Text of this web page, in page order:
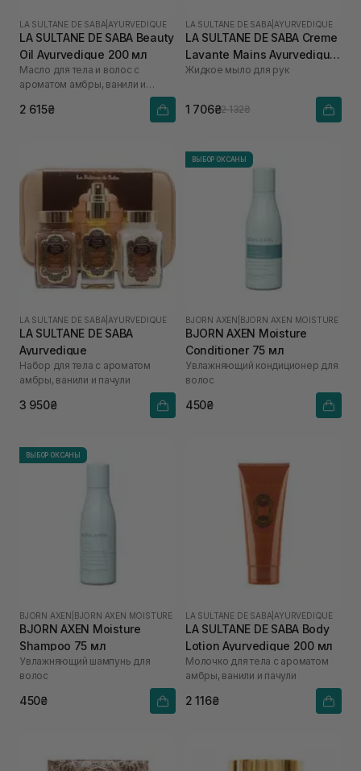
LA SULTANE DE SABA AYURVEDIQUE
LA SULTANE DE SABA Beauty
Oil Ayurvedique 200 мл
Масло для тела и волос с
ароматом амбры, ванили и
2 615₴
LA SULTANE DE SABA AYURVEDIQUE
LA SULTANE DE SABA Creme
Lavante Mains Ayurvedique
200 мл
Жидкое мыло для рук
1 706₴2 132₴
LA SULTANE DE SABA AYURVEDIQUE
LA SULTANE DE SABA
Ayurvedique
Набор для тела с ароматом
амбры, ванили и пачули
3 950₴
ВЫБОР ОКСАНЫ
BJORN AXEN BJORN AXEN MOISTURE
BJORN AXEN Moisture
Conditioner 75 мл
Увлажняющий кондиционер для
волос
450₴
ВЫБОР ОКСАНЫ
BJORN AXEN BJORN AXEN MOISTURE
BJORN AXEN Moisture
Shampoo 75 мл
Увлажняющий шампунь для
волос
450₴
LA SULTANE DE SABA AYURVEDIQUE
LA SULTANE DE SABA Body
Lotion Ayurvedique 200 мл
Молочко для тела с ароматом
амбры, ванили и пачули
2 116₴